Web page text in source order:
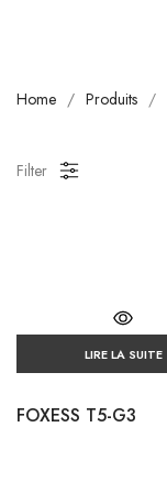
Home Produits
Filter
LIRE LA SUITE
FOXESS T5-G3